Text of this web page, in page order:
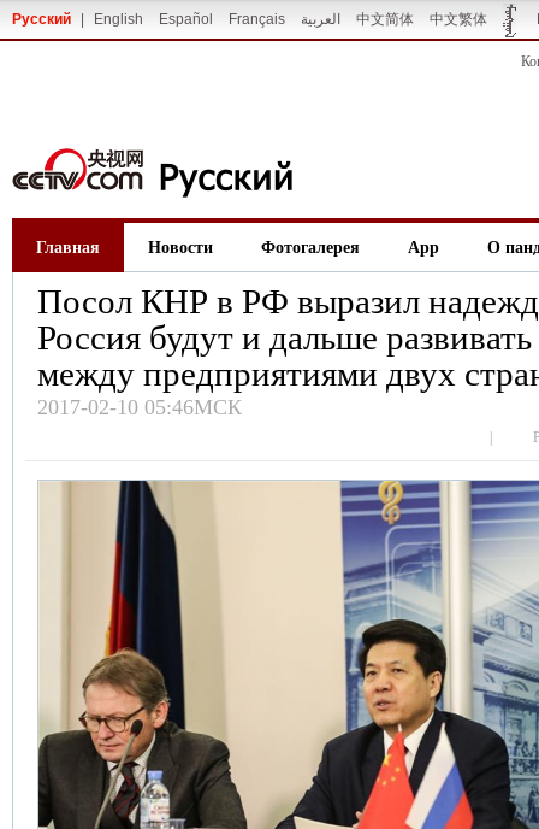
Русский English Español Français العربية 中文简体 中文繁体
Главная Новости Фотогалерея App О
Посол КНР в РФ выразил
Россия будут и дальше
между предприятиями двух
2017-02-10 05:46МСК